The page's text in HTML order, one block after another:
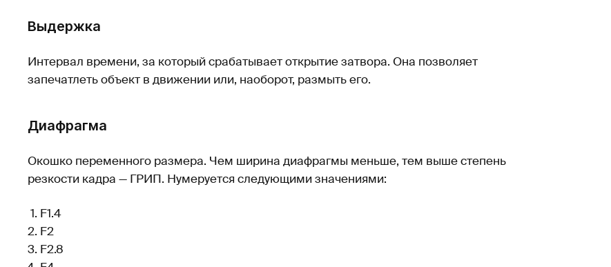
Выдержка
Интервал времени, за который срабатывает открытие затвора. Она позволяет
запечатлеть объект в движении или, наоборот, размыть его.
Диафрагма
Окошко переменного размера. Чем ширина диафрагмы меньше, тем выше степень
резкости кадра — ГРИП. Нумеруется следующими значениями:
F1.4
F2
F2.8